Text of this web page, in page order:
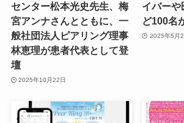
センター松本光史先生、梅
宮アンナさんとともに、一
般社団法人ピアリング理事
林恵理が患者代表として登
壇
2025年10月22日
イバーや
ど100名
2025年5月